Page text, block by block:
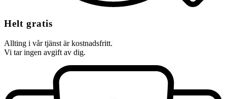
Helt gratis
Allting i vår tjänst är kostnadsfritt.
Vi tar ingen avgift av dig.